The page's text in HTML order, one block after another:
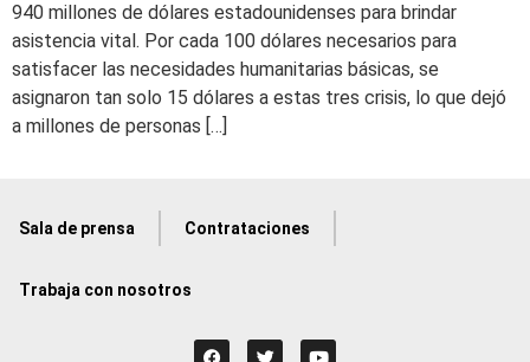
940 millones de dólares estadounidenses para brindar
asistencia vital. Por cada 100 dólares necesarios para
satisfacer las necesidades humanitarias básicas, se
asignaron tan solo 15 dólares a estas tres crisis, lo que dejó
a millones de personas […]
Sala de prensa Contrataciones
Trabaja con nosotros